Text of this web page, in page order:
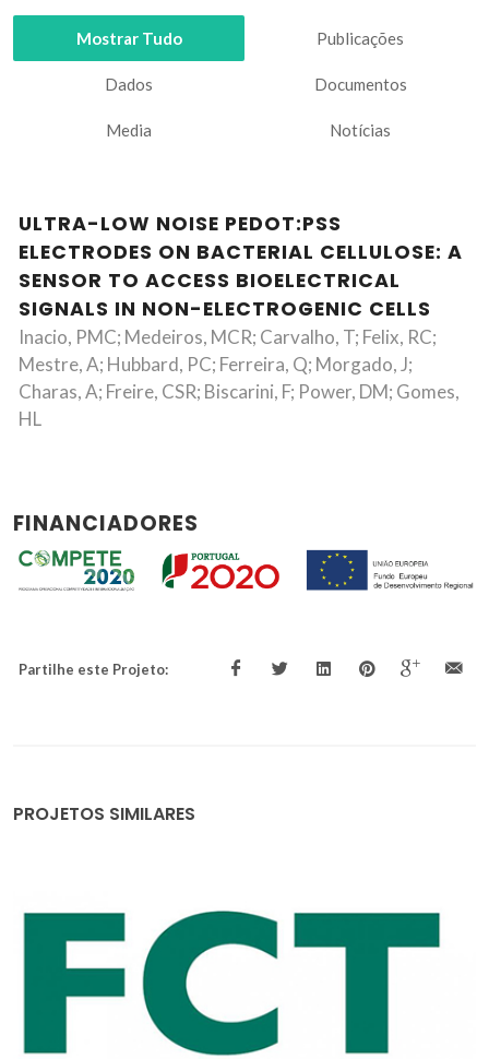
Mostrar Tudo Publicações
Dados Documentos
Media Notícias
ULTRA-LOW NOISE PEDOT:PSS
ELECTRODES ON BACTERIAL CELLULOSE: A
SENSOR TO ACCESS BIOELECTRICAL
SIGNALS IN NON-ELECTROGENIC CELLS
Inacio, PMC; Medeiros, MCR; Carvalho, T; Felix, RC;
Mestre, A; Hubbard, PC; Ferreira, Q; Morgado, J;
Charas, A; Freire, CSR; Biscarini, F; Power, DM; Gomes,
HL
FINANCIADORES
Partilhe este Projeto:
PROJETOS SIMILARES